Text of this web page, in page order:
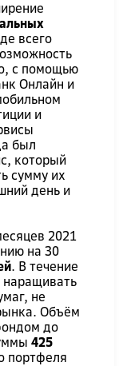
всего
с помощью
Онлайн и
и
был
который
сумму их
день и
2021
на 30
. В течение
не
Объём
до
425
портфеля